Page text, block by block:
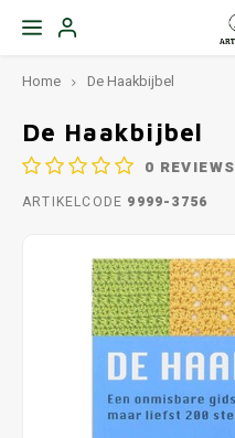
Home De Haakbijbel
De Haakbijbel
0 REVIEWS
ARTIKELCODE 9999-3756